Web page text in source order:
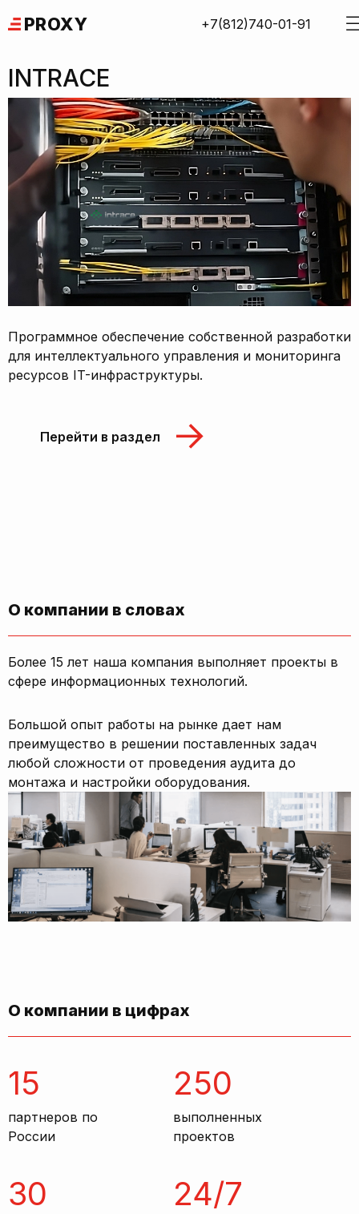
to
PROXY +7(812)740-01-91
INTRACE
Программное обеспечение собственной разработки
для интеллектуального управления и мониторинга
ресурсов IT-инфраструктуры.
Перейти в раздел
О компании в словах
Более 15 лет наша компания выполняет проекты в
сфере информационных технологий.
Большой опыт работы на рынке дает нам
преимущество в решении поставленных задач
любой сложности от проведения аудита до
монтажа и настройки оборудования.
О компании в цифрах
15
партнеров по
России
250
выполненных
проектов
30 24/7